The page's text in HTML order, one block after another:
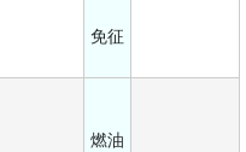
免征
燃油